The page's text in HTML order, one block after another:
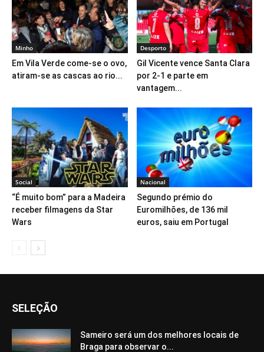
Minho
Em Vila Verde come-se o ovo,
atiram-se as cascas ao rio...
Desporto
Gil Vicente vence Santa Clara
por 2-1 e parte em
vantagem...
Social
“É muito bom” para a Madeira
receber filmagens da Star
Wars
Nacional
Segundo prémio do
Euromilhões, de 136 mil
euros, saiu em Portugal
SELEÇÃO
Sameiro será um dos melhores locais de
Braga para observar o...